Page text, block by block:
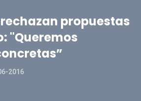
propuestas
"Queremos
2016